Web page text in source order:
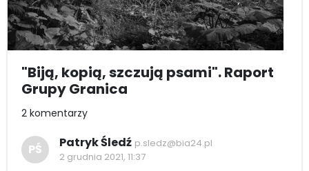
"Biją, kopią, szczują psami". Raport
Grupy Granica
2 komentarzy
PŚ Patryk Śledź p.sledz@bia24.pl
2 grudnia 2021, 11:37